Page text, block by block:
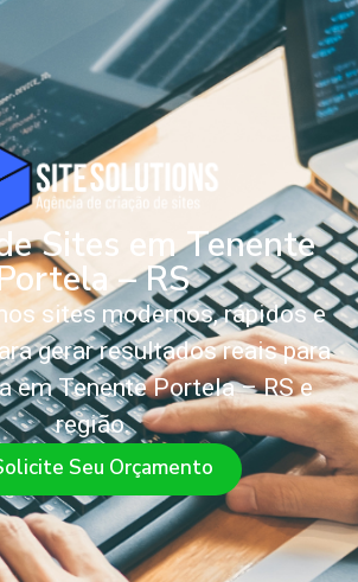
Sites em Tenente
– RS
sites modernos, rápidos e
gerar resultados reais para
em Tenente Portela – RS e
região.
Seu Orçamento